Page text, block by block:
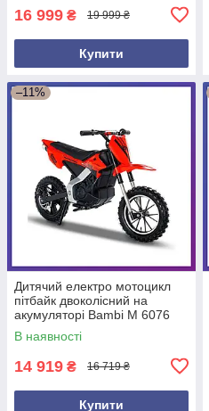
16 999 ₴ 19 999 ₴
Купити
–11%
Дитячий електро мотоцикл
пітбайк двоколісний на
акумуляторі Bambi M 6076
для дітей 3-8 років Червоний
В наявності
14 919 ₴ 16 719 ₴
Купити